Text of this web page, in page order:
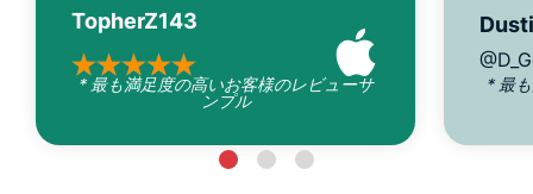
TopherZ143
* 最も満足度の高いお客様のレビューサ
ンプル
* 最